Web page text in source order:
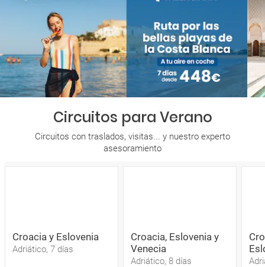
Circuitos para Verano
Circuitos con traslados, visitas... y nuestro experto
asesoramiento
Croacia y Eslovenia
Adriático, 7 días
Croacia, Eslovenia y
Venecia
Adriático, 8 días